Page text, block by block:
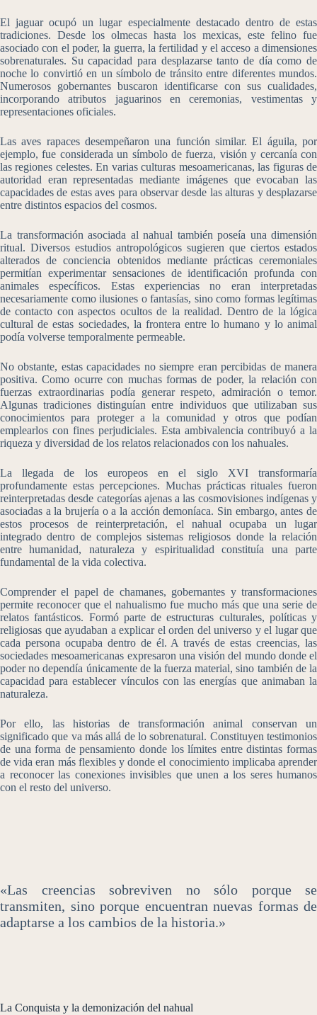
El jaguar ocupó un lugar especialmente destacado dentro de estas
tradiciones. Desde los olmecas hasta los mexicas, este felino fue
asociado con el poder, la guerra, la fertilidad y el acceso a dimensiones
sobrenaturales. Su capacidad para desplazarse tanto de día como de
noche lo convirtió en un símbolo de tránsito entre diferentes mundos.
Numerosos gobernantes buscaron identificarse con sus cualidades,
incorporando atributos jaguarinos en ceremonias, vestimentas y
representaciones oficiales.
Las aves rapaces desempeñaron una función similar. El águila, por
ejemplo, fue considerada un símbolo de fuerza, visión y cercanía con
las regiones celestes. En varias culturas mesoamericanas, las figuras de
autoridad eran representadas mediante imágenes que evocaban las
capacidades de estas aves para observar desde las alturas y desplazarse
entre distintos espacios del cosmos.
La transformación asociada al nahual también poseía una dimensión
ritual. Diversos estudios antropológicos sugieren que ciertos estados
alterados de conciencia obtenidos mediante prácticas ceremoniales
permitían experimentar sensaciones de identificación profunda con
animales específicos. Estas experiencias no eran interpretadas
necesariamente como ilusiones o fantasías, sino como formas legítimas
de contacto con aspectos ocultos de la realidad. Dentro de la lógica
cultural de estas sociedades, la frontera entre lo humano y lo animal
podía volverse temporalmente permeable.
No obstante, estas capacidades no siempre eran percibidas de manera
positiva. Como ocurre con muchas formas de poder, la relación con
fuerzas extraordinarias podía generar respeto, admiración o temor.
Algunas tradiciones distinguían entre individuos que utilizaban sus
conocimientos para proteger a la comunidad y otros que podían
emplearlos con fines perjudiciales. Esta ambivalencia contribuyó a la
riqueza y diversidad de los relatos relacionados con los nahuales.
La llegada de los europeos en el siglo XVI transformaría
profundamente estas percepciones. Muchas prácticas rituales fueron
reinterpretadas desde categorías ajenas a las cosmovisiones indígenas y
asociadas a la brujería o a la acción demoníaca. Sin embargo, antes de
estos procesos de reinterpretación, el nahual ocupaba un lugar
integrado dentro de complejos sistemas religiosos donde la relación
entre humanidad, naturaleza y espiritualidad constituía una parte
fundamental de la vida colectiva.
Comprender el papel de chamanes, gobernantes y transformaciones
permite reconocer que el nahualismo fue mucho más que una serie de
relatos fantásticos. Formó parte de estructuras culturales, políticas y
religiosas que ayudaban a explicar el orden del universo y el lugar que
cada persona ocupaba dentro de él. A través de estas creencias, las
sociedades mesoamericanas expresaron una visión del mundo donde el
poder no dependía únicamente de la fuerza material, sino también de la
capacidad para establecer vínculos con las energías que animaban la
naturaleza.
Por ello, las historias de transformación animal conservan un
significado que va más allá de lo sobrenatural. Constituyen testimonios
de una forma de pensamiento donde los límites entre distintas formas
de vida eran más flexibles y donde el conocimiento implicaba aprender
a reconocer las conexiones invisibles que unen a los seres humanos
con el resto del universo.
«Las creencias sobreviven no sólo porque se
transmiten, sino porque encuentran nuevas formas de
adaptarse a los cambios de la historia.»
La Conquista y la demonización del nahual